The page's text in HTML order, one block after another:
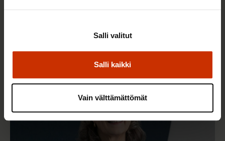
Salli kaikki
Salli valitut
Vain välttämättömät
eivätkä itsensä työllistäjiä – viranomaisten on nyt
TYÖNTEKIJÄN OIKEUDET